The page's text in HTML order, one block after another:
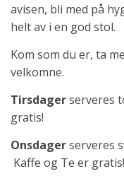
avisen, bli med på
helt av i en god stol.
Kom som du er, ta
velkomne.
Tirsdagerserveres
gratis!
Onsdagerserveres
Kaffe og Te er gratis!